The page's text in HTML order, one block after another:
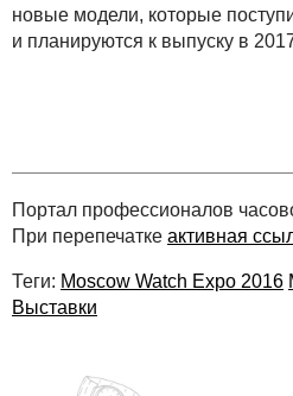
новые модели, которые
и планируются к выпуску в
Портал профессионалов
При перепечатке активная
Теги: Moscow Watch Expo 2016
Выставки